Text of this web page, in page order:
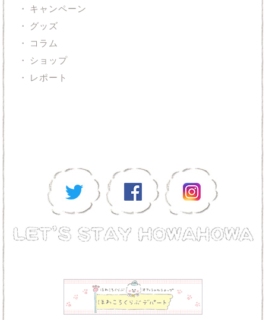
キャンペーン
グッズ
コラム
ショップ
レポート